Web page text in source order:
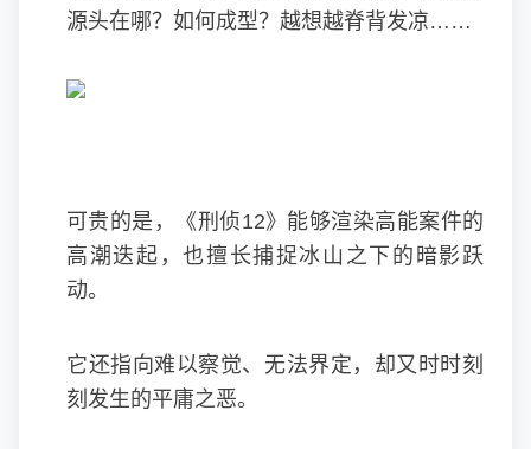
源头在哪？如何成型？越想越脊背发凉……
可贵的是，《刑侦12》能够渲染高能案件的
高潮迭起，也擅长捕捉冰山之下的暗影跃
动。
它还指向难以察觉、无法界定，却又时时刻
刻发生的平庸之恶。